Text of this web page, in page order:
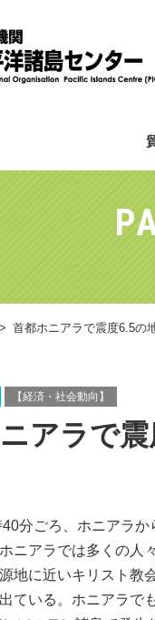
> 首都ホニアラで震度6.5の
【経済・社会動向】
アラで震
分ごろ、ホニアラ
ニアラでは多くの人
地に近いキリスト教
ている。ホニアラで